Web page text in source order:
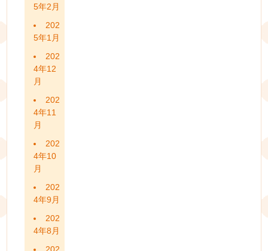
5年2月
202
5年1月
202
4年12
月
202
4年11
月
202
4年10
月
202
4年9月
202
4年8月